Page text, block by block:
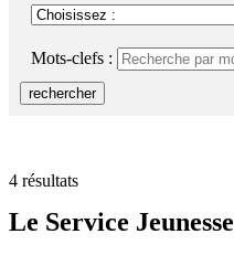
Mots-clefs :
rechercher
4 résultats
Le Service Jeunesse